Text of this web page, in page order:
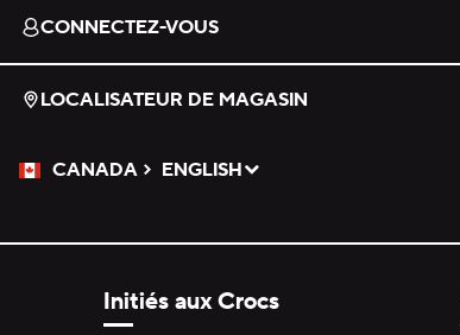
CONNECTEZ-VOUS
LOCALISATEUR DE MAGASIN
CANADA
Veuillez sélectionner une langue
ENGLISH
Sélectionné
Initiés aux Crocs